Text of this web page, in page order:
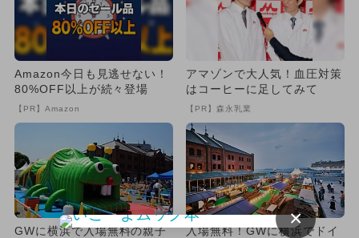
Amazon今日も見逃せない！
80%OFF以上が続々登場
【PR】Amazon
アマゾンで大人気！血圧対策
はコーヒーに足してみて
【PR】森永乳業
GWに横浜で入場無料の親子
入場無料！GWに横浜でドイ
×